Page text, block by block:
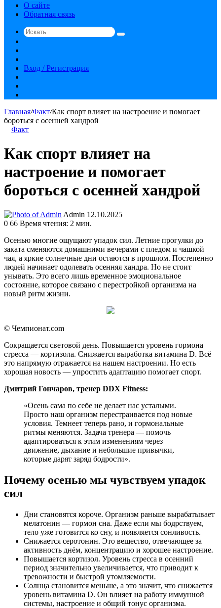
О сайте
Обратная связь
Искать
статья
Вход / Регистрация
Главная/Факт/Как спорт влияет на настроение и помогает
бороться с осенней хандрой
Факт
Как спорт влияет на
настроение и помогает
бороться с осенней хандрой
Admin Send
an
12.10.2025
0 66 Время чтения: 2 мин.
Осенью многие ощущают упадок сил. Летние прогулки до
заката сменяются домашними вечерами с пледом и чашкой
чая, а яркие солнечные дни остаются в прошлом. Постепенно
людей начинает одолевать осенняя хандра. Но не стоит
унывать. Это всего лишь временное эмоциональное
состояние, которое связано с перестройкой организма на
новый ритм жизни.
© Чемпионат.com
Сокращается световой день. Повышается уровень гормона
стресса — кортизола. Снижается выработка витамина D. Всё
это напрямую отражается на нашем настроении. Но есть
хорошая новость — упростить адаптацию помогает спорт.
Дмитрий Гончаров, тренер DDX Fitness:
«Осень сама по себе не делает нас усталыми.
Просто наш организм перестраивается под новые
условия. Темнеет теперь рано, и гормональные
ритмы меняются. Задача тренера — помочь
адаптироваться к этим изменениям через
движение, дыхание и небольшие привычки,
которые дарят заряд бодрости».
Почему осенью мы чувствуем упадок
сил
Дни становятся короче. Организм раньше вырабатывает
мелатонин — гормон сна. Даже если мы бодрствуем,
тело уже готовится ко сну, и появляется сонливость.
Снижается серотонин. Это вещество, отвечающее за
активность днём, концентрацию и хорошее настроение.
Повышается кортизол. Уровень стресса в осенний
период значительно увеличивается, что приводит к
тревожности и быстрой утомляемости.
Солнца становится меньше, а это значит, что снижается
уровень витамина D. Он влияет на работу иммунной
системы, настроение и общий тонус организма.